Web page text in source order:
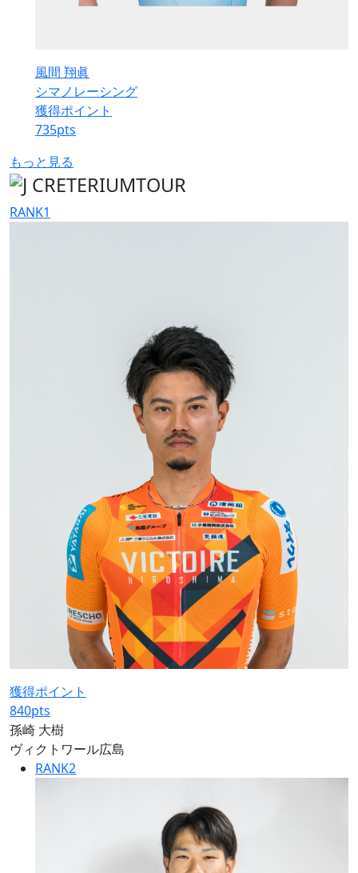
風間 翔眞
シマノレーシング
獲得ポイント
735pts
もっと見る
RANK1
獲得ポイント
840pts
孫崎 大樹
ヴィクトワール広島
RANK2